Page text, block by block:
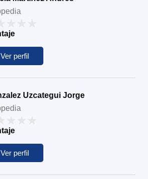
Ver perfil
Uzcategui Jorge
Ver perfil